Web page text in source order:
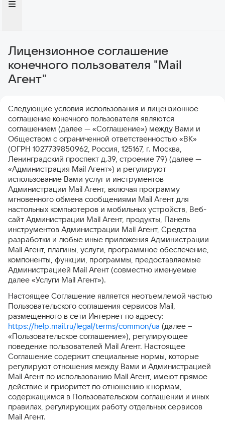
Лицензионное соглашение
конечного пользователя "Mail
Агент"
Следующие условия использования и лицензионное
соглашение конечного пользователя являются
соглашением (далее — «Соглашение») между Вами и
Обществом с ограниченной ответственностью «ВК»
(ОГРН 1027739850962, Россия, 125167, г. Москва,
Ленинградский проспект д.39, строение 79) (далее —
«Администрация Mail Агент») и регулируют
использование Вами услуг и инструментов
Администрации Mail Агент, включая программу
мгновенного обмена сообщениями Mail Агент для
настольных компьютеров и мобильных устройств, Веб-
сайт Администрации Mail Агент, продукты, Панель
инструментов Администрации Mail Агент, Средства
разработки и любые иные приложения Администрации
Mail Агент, плагины, услуги, программное обеспечение,
компоненты, функции, программы, предоставляемые
Администрацией Mail Агент (совместно именуемые
далее «Услуги Mail Агент»).
Настоящее Соглашение является неотъемлемой частью
Пользовательского соглашения сервисов Mail,
размещенного в сети Интернет по адресу:
https://help.mail.ru/legal/terms/common/ua (далее –
«Пользовательское соглашение»), регулирующее
поведение пользователей Mail Агент. Настоящее
Соглашение содержит специальные нормы, которые
регулируют отношения между Вами и Администрацией
Mail Агент по использованию Mail Агент, имеют прямое
действие и приоритет по отношению к нормам,
содержащимся в Пользовательском соглашении и иных
правилах, регулирующих работу отдельных сервисов
Mail Агент.